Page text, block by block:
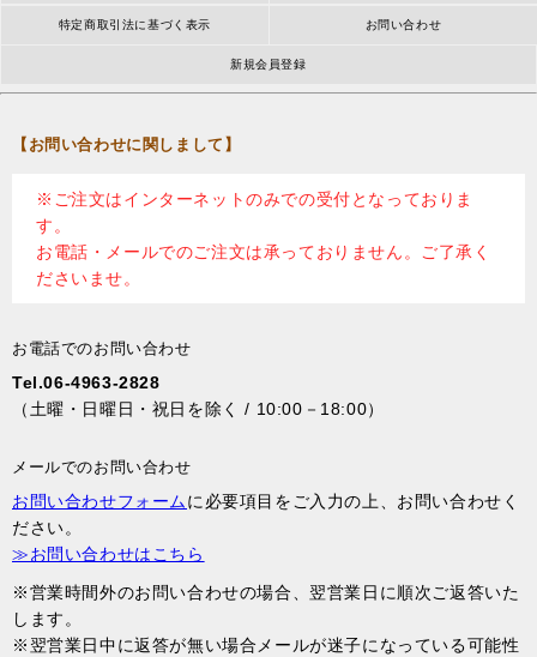
特定商取引法に基づく表示 お問い合わせ
新規会員登録
【お問い合わせに関しまして】
※ご注文はインターネットのみでの受付となっておりま
す。
お電話・メールでのご注文は承っておりません。ご了承く
ださいませ。
お電話でのお問い合わせ
Tel.06-4963-2828
（土曜・日曜日・祝日を除く / 10:00－18:00）
メールでのお問い合わせ
お問い合わせフォームに必要項目をご入力の上、お問い合わせく
ださい。
≫お問い合わせはこちら
※営業時間外のお問い合わせの場合、翌営業日に順次ご返答いた
します。
※翌営業日中に返答が無い場合メールが迷子になっている可能性